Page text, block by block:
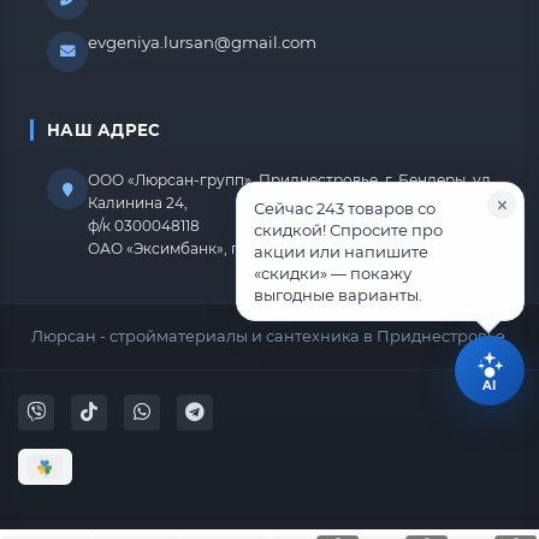
evgeniya.lursan@gmail.com
НАШ АДРЕС
ООО «Люрсан-групп», Приднестровье, г. Бендеры, ул.
Калинина 24,
ф/к 0300048118
ОАО «Эксимбанк», г.Бендеры, р/с 2212670000000818
Люрсан - стройматериалы и сантехника в Приднестровье.
Сейчас 243 товаров со
скидкой! Спросите про
акции или напишите
«скидки» — покажу
выгодные варианты.
AI